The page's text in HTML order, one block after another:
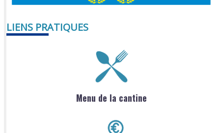
LIENS PRATIQUES
Menu de la cantine